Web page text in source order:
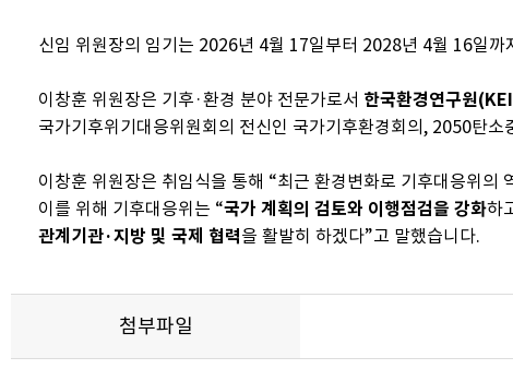
신임 위원장의 임기는 2026년 4월 17일부터 2028년 4월 16일까
이창훈 위원장은 기후·환경 분야 전문가로서 한국환경연구원
국가기후위기대응위원회의 전신인 국가기후환경회의, 2050탄
이창훈 위원장은 취임식을 통해 “최근 환경변화로 기후대응위의
이를 위해 기후대응위는 “국가 계획의 검토와 이행점검을 강화하
관계기관·지방 및 국제 협력을 활발히 하겠다”고 말했습니다.
첨부파일